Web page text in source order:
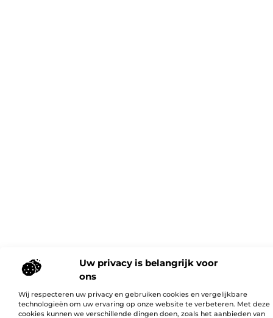
Uw privacy is belangrijk voor
ons
Wij respecteren uw privacy en gebruiken cookies en vergelijkbare
technologieën om uw ervaring op onze website te verbeteren. Met deze
cookies kunnen we verschillende dingen doen, zoals het aanbieden van